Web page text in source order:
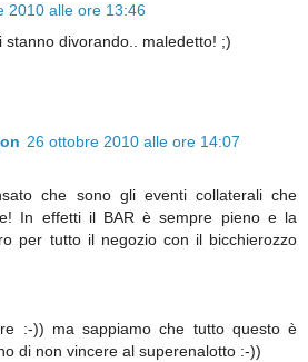
2010 alle ore 13:46
stanno divorando.. maledetto! ;)
26 ottobre 2010 alle ore 14:07
che sono gli eventi collaterali che
In effetti il BAR è sempre pieno e la
per tutto il negozio con il bicchierozzo
:-)) ma sappiamo che tutto questo è
di non vincere al superenalotto :-))